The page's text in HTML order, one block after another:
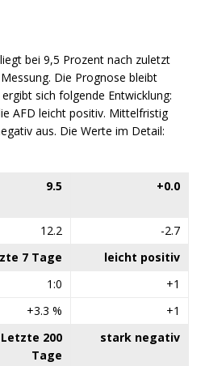
bei 9,5 Prozent nach zuletzt
Die Prognose bleibt
sich folgende Entwicklung:
AFD leicht positiv. Mittelfristig
aus. Die Werte im Detail:
9.5 +0.0
12.2
-2.7
7 Tage
leicht positiv
1:0
+1
+3.3 %
+1
Letzte 200
Tage
stark negativ